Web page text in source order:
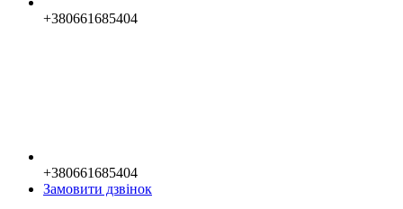
+380661685404
+380661685404
Замовити дзвінок